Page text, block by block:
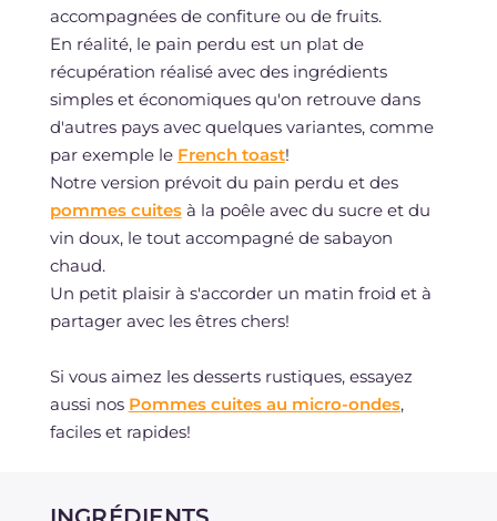
accompagnées de confiture ou de fruits.
En réalité, le pain perdu est un plat de
récupération réalisé avec des ingrédients
simples et économiques qu'on retrouve dans
d'autres pays avec quelques variantes, comme
par exemple le French toast!
Notre version prévoit du pain perdu et des
pommes cuitesà la poêle avec du sucre et du
vin doux, le tout accompagné de sabayon
chaud.
Un petit plaisir à s'accorder un matin froid et à
partager avec les êtres chers!
Si vous aimez les desserts rustiques, essayez
aussi nos Pommes cuites au micro-ondes,
faciles et rapides!